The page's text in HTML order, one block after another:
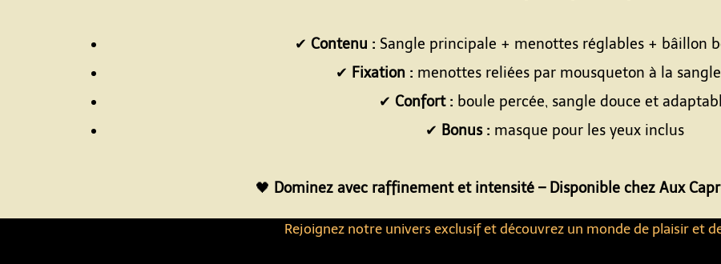
Rejoignez notre univers exclusif et découvrez un monde de plaisir et
✔ Contenu : Sangle principale + menottes réglables + bâillon
✔ Fixation : menottes reliées par mousqueton à la
✔ Confort : boule percée, sangle douce et
✔ Bonus : masque pour les yeux inclus
🖤 Dominez avec raffinement et intensité – Disponible chez Aux